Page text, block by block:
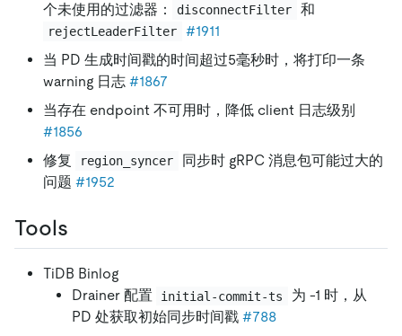
个未使用的过滤器：
disconnectFilter 和
rejectLeaderFilter
#1911
当 PD 生成时间戳的时间超过5毫秒时，将打印一条
warning 日志 #1867
当存在 endpoint 不可用时，降低 client 日志级别
#1856
修复
region_syncer
同步时 gRPC 消息包可能过大的
问题 #1952
Tools
TiDB Binlog
Drainer 配置
initial-commit-ts
为 -1 时，从
PD 处获取初始同步时间戳 #788